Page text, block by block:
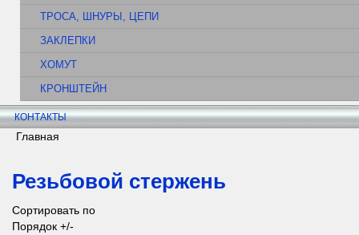
ТРОСА, ШНУРЫ, ЦЕПИ
ЗАКЛЕПКИ
ХОМУТ
КРОНШТЕЙН
КОНТАКТЫ
Главная
Резьбовой стержень
Сортировать по
Порядок +/-